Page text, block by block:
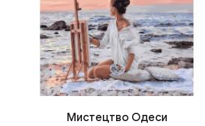
Мистецтво Одеси